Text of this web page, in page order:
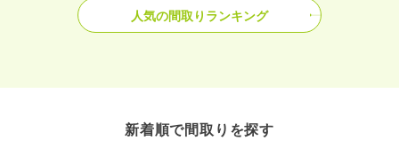
人気の間取りランキング
新着順で間取りを探す